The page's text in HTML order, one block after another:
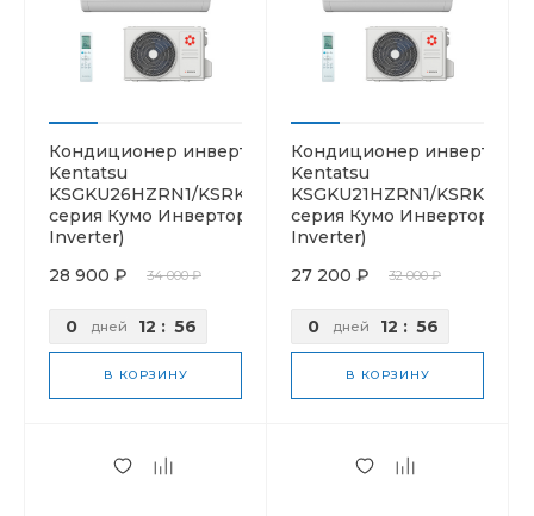
Кондиционер инверторный
Kentatsu
KSGKU26HZRN1/KSRKU26HZRN1
серия Кумо Инвертор (Kumo
Inverter)
28 900 ₽
34 000 ₽
0 дней 12 : 56
В КОРЗИНУ
Кондиционер
Kentatsu
KSGKU21HZRN1/
серия Кумо Инвертор
Inverter)
27 200 ₽
32 000 ₽
0 дней 12 : 56
В КОРЗИНУ